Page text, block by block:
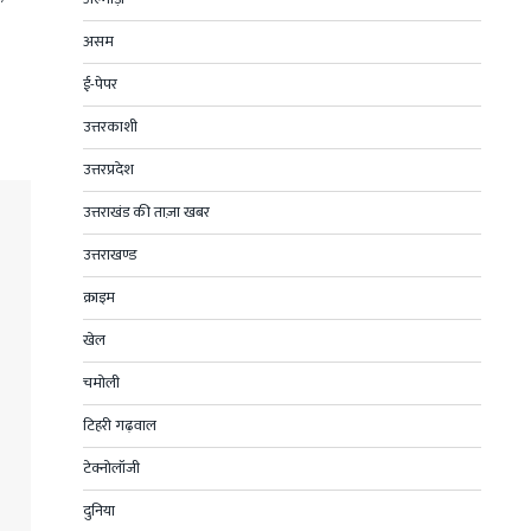
असम
ई-पेपर
उत्तरकाशी
उत्तरप्रदेश
उत्तराखंड की ताज़ा खबर
उत्तराखण्ड
क्राइम
खेल
चमोली
टिहरी गढ़वाल
टेक्नोलॉजी
दुनिया